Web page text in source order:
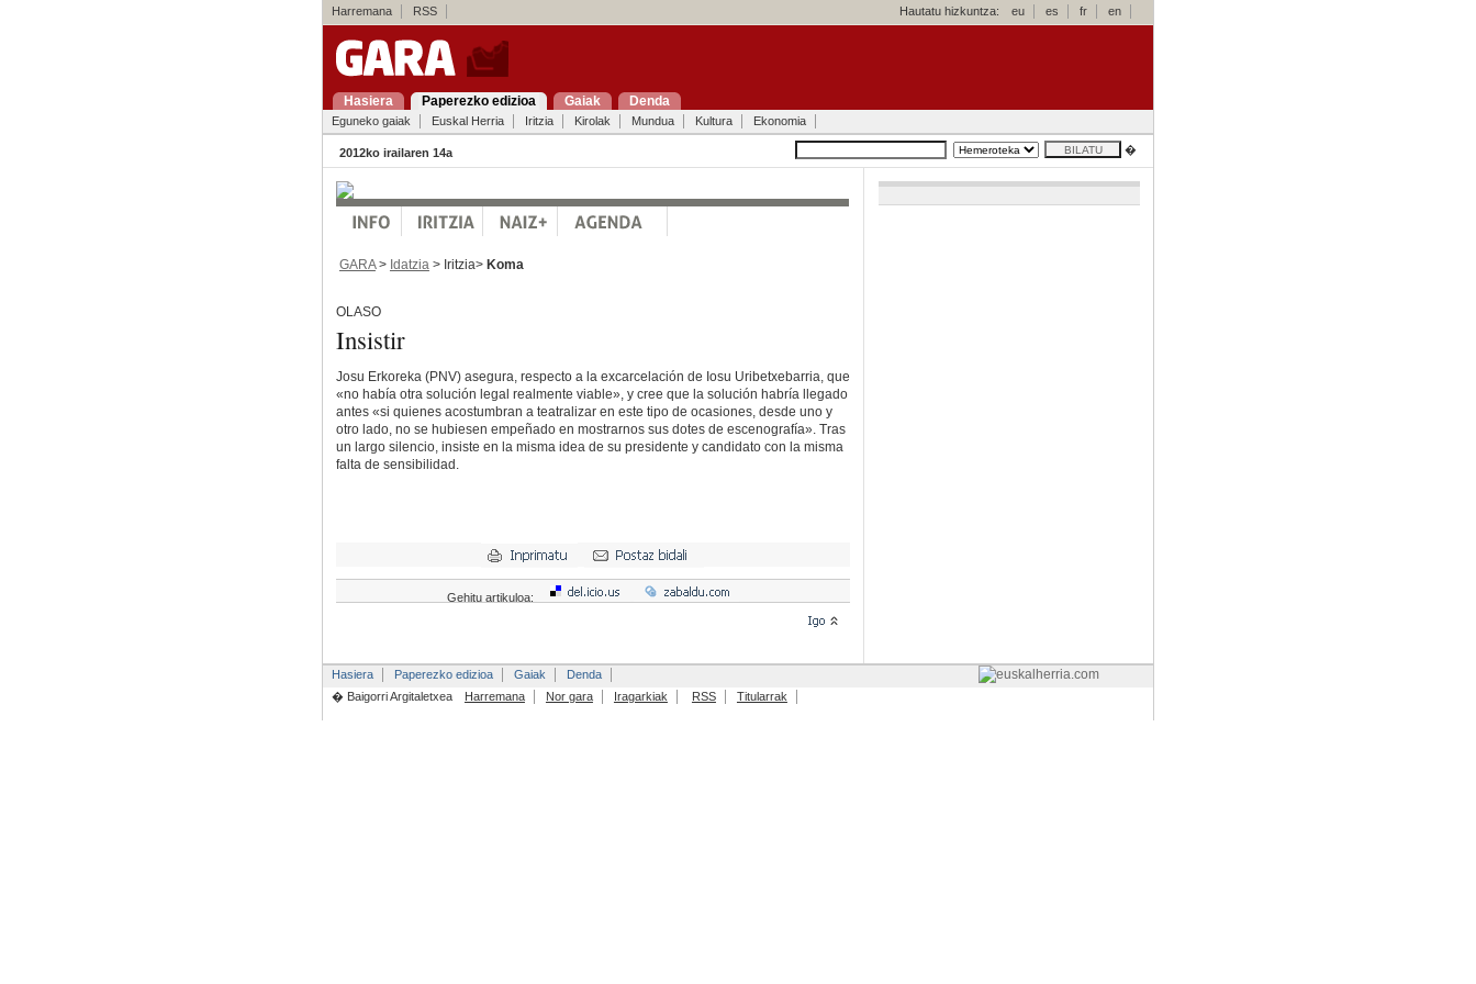
Harremana RSS Hautatu hizkuntza: eu es fr en
Hasiera Paperezko edizioa Gaiak Denda
Eguneko gaiak Euskal Herria Iritzia Kirolak Mundua Kultura Ekonomia
2012ko irailaren 14a �
GARA> Idatzia > Iritzia> Koma
OLASO
Insistir
Josu Erkoreka (PNV) asegura, respecto a la excarcelación de Iosu Uribetxebarria, que
«no había otra solución legal realmente viable», y cree que la solución habría llegado
antes «si quienes acostumbran a teatralizar en este tipo de ocasiones, desde uno y
otro lado, no se hubiesen empeñado en mostrarnos sus dotes de escenografía». Tras
un largo silencio, insiste en la misma idea de su presidente y candidato con la misma
falta de sensibilidad.
Gehitu artikuloa:
Hasiera Paperezko edizioa Gaiak
Denda
� Baigorri Argitaletxea
Harremana Nor gara Iragarkiak RSS Titularrak